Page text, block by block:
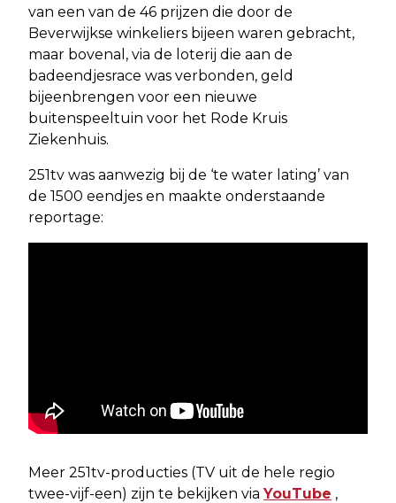
van een van de 46 prijzen die door de
Beverwijkse winkeliers bijeen waren gebracht,
maar bovenal, via de loterij die aan de
badeendjesrace was verbonden, geld
bijeenbrengen voor een nieuwe
buitenspeeltuin voor het Rode Kruis
Ziekenhuis.
251tv was aanwezig bij de ‘te water lating’ van
de 1500 eendjes en maakte onderstaande
reportage:
Meer 251tv-producties (TV uit de hele regio
twee-vijf-een) zijn te bekijken via YouTube ,